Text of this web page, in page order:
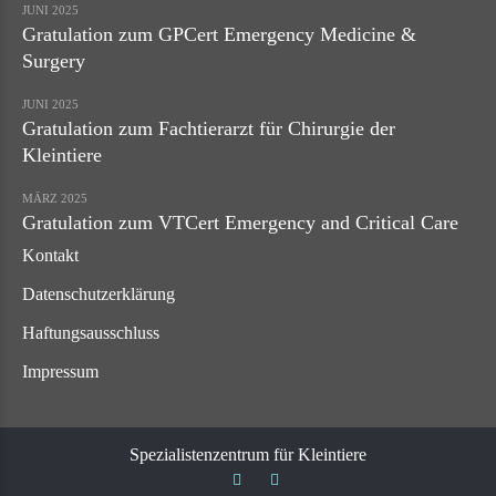
JUNI 2025
Gratulation zum GPCert Emergency Medicine &
Surgery
JUNI 2025
Gratulation zum Fachtierarzt für Chirurgie der
Kleintiere
MÄRZ 2025
Gratulation zum VTCert Emergency and Critical Care
Kontakt
Datenschutzerklärung
Haftungsausschluss
Impressum
Spezialistenzentrum für Kleintiere